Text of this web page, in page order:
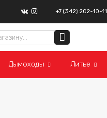
+7 (342) 202-10-11
Дымоходы Литье